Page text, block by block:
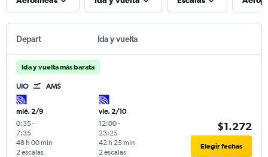
Depart Ida y vuelta
Ida y vuelta más barata
UIO AMS
mié. 2/9
0:35-
7:35
2 escalas
48 h 00 min
vie. 2/10
12:00-
23:25
2 escalas
42 h 25 min
$1.272
Elegir fechas